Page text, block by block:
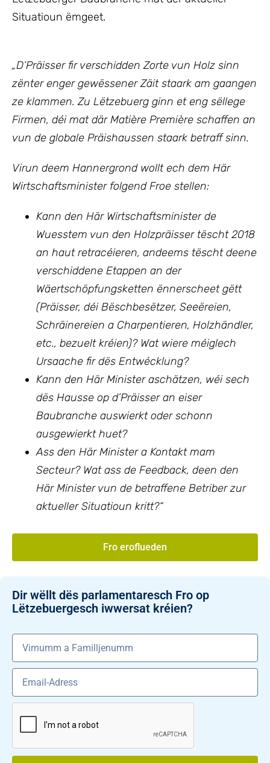
Situatioun ëmgeet.
„D‘Präisser fir verschidden Zorte vun Holz sinn
zënter enger gewëssener Zäit staark am gaangen
ze klammen. Zu Lëtzebuerg ginn et eng sëllege
Firmen, déi mat där Matière Première schaffen an
vun de globale Präishaussen staark betraff sinn.
Virun deem Hannergrond wollt ech dem Här
Wirtschaftsminister folgend Froe stellen:
Kann den Här Wirtschaftsminister de
Wuesstem vun den Holzpräisser tëscht 2018
an haut retracéieren, andeems tëscht deene
verschiddene Etappen an der
Wäertschöpfungsketten ënnerscheet gëtt
(Präisser, déi Bëschbesëtzer, Seeëreien,
Schräinereien a Charpentieren, Holzhändler,
etc., bezuelt kréien)? Wat wiere méiglech
Ursaache fir dës Entwécklung?
Kann den Här Minister aschätzen, wéi sech
dës Hausse op d’Präisser an eiser
Baubranche auswierkt oder schonn
ausgewierkt huet?
Ass den Här Minister a Kontakt mam
Secteur? Wat ass de Feedback, deen den
Här Minister vun de betraffene Betriber zur
aktueller Situatioun kritt?“
Fro eroflueden
Dir wëllt dës parlamentaresch Fro op
Lëtzebuergesch iwwersat kréien?